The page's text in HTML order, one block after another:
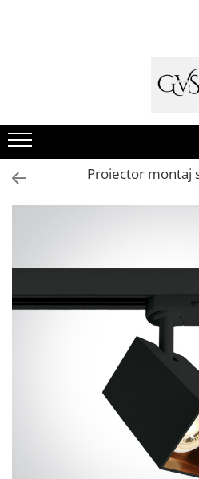
Conductori - Fy - Myf
Cabluri tip Cordon (MYYM)
Cabluri tip CYY-F
Cabluri Bransament
Cabluri Alarmă - Incendiu
Tablouri Organizare
Sigurante Automate
Proiector montaj